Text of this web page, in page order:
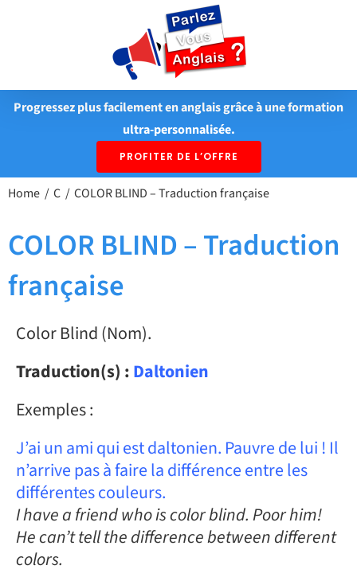
Progressez plus facilement en anglais grâce à une formation
ultra-personnalisée.
PROFITER DE L’OFFRE
Home C COLOR BLIND – Traduction française
COLOR BLIND – Traduction
française
Color Blind (Nom).
Traduction(s) :Daltonien
Exemples :
J’ai un ami qui est daltonien. Pauvre de lui ! Il
n’arrive pas à faire la différence entre les
différentes couleurs.
I have a friend who is color blind. Poor him!
He can’t tell the difference between different
colors.